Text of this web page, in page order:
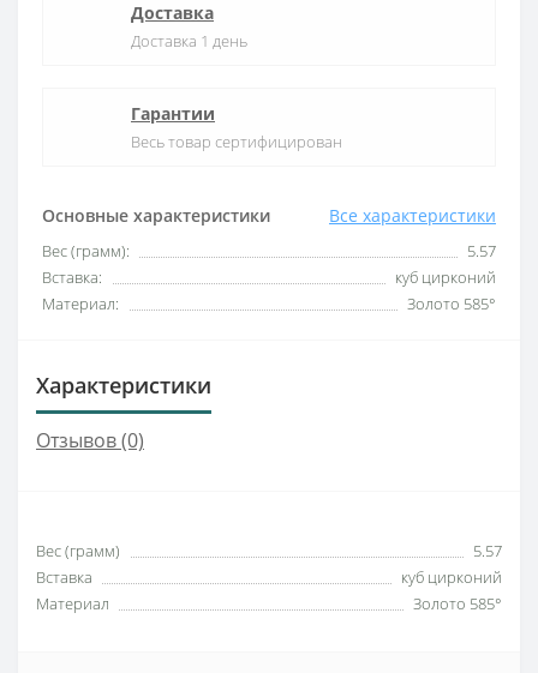
Основные характеристики Все характеристики
Вес (грамм):
5.57
Вставка:
куб цирконий
Материал:
Золото 585°
Доставка
Доставка 1 день
Гарантии
Весь товар сертифицирован
Характеристики
Отзывов (0)
Вес (грамм)
5.57
Вставка
куб цирконий
Материал
Золото 585°